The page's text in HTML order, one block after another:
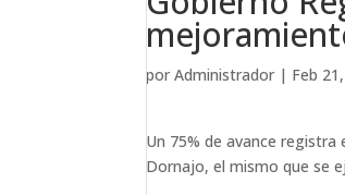
porAdministrador | Feb
Un 75% de avance
Dornajo, el mismo que se